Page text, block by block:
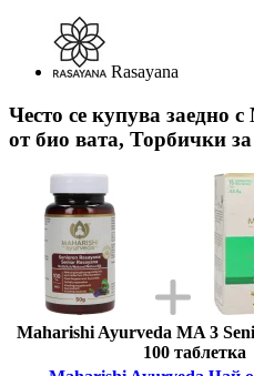
Rasayana
Често се купува заедно
от био вата, Торбички
Maharishi Ayurveda MA 3
100 таблетка